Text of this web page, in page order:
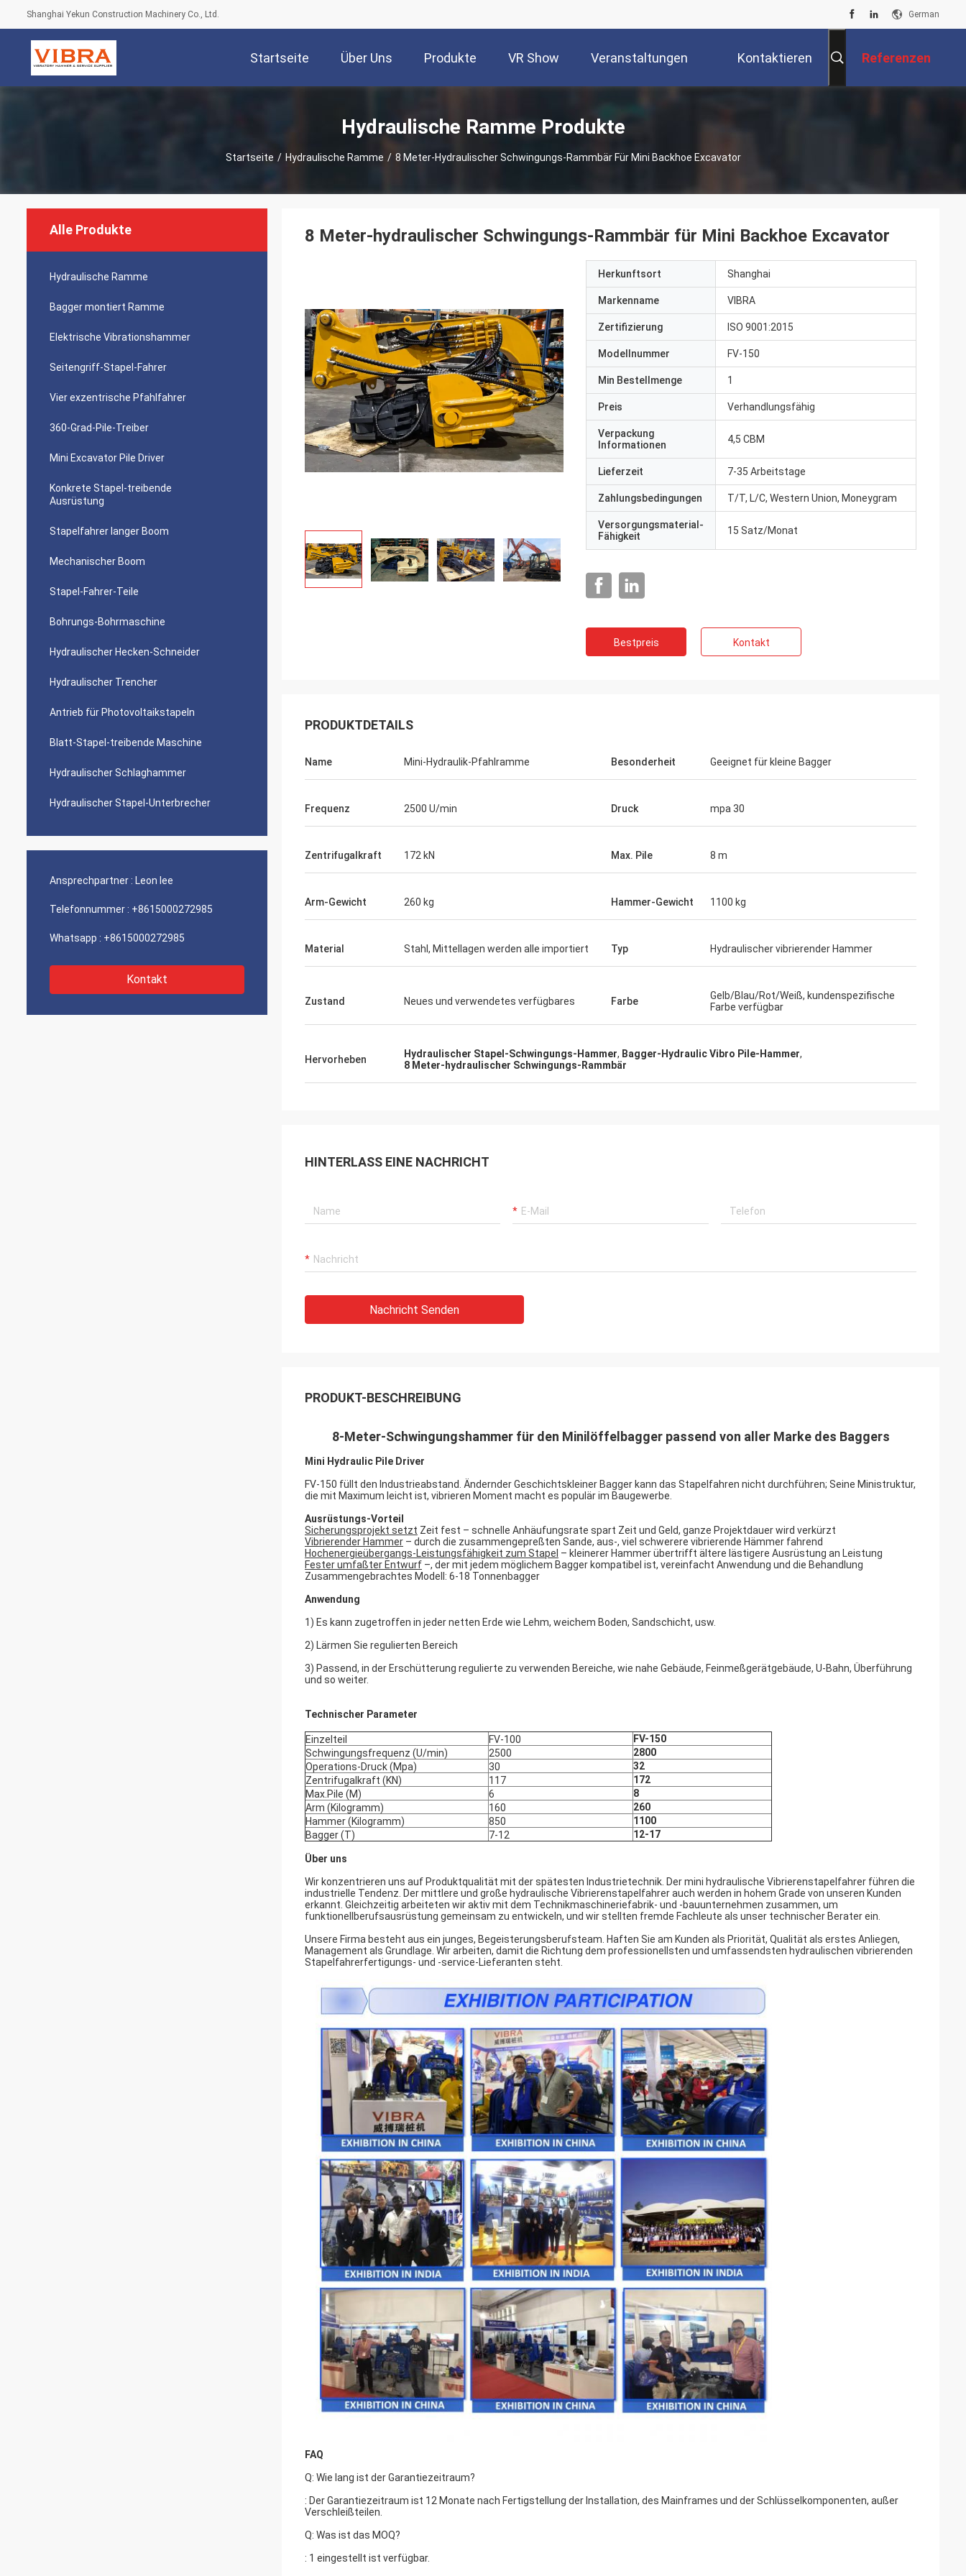
Shanghai Yekun Construction Machinery Co., Ltd. German
Startseite Über Uns Produkte VR Show Veranstaltungen Kontaktieren Referenzen
Hydraulische Ramme Produkte
Startseite / Hydraulische Ramme / 8 Meter-Hydraulischer Schwingungs-Rammbär Für Mini Backhoe Excavator
Alle Produkte
Hydraulische Ramme
Bagger montiert Ramme
Elektrische Vibrationshammer
Seitengriff-Stapel-Fahrer
Vier exzentrische Pfahlfahrer
360-Grad-Pile-Treiber
Mini Excavator Pile Driver
Konkrete Stapel-treibende
Ausrüstung
Stapelfahrer langer Boom
Mechanischer Boom
Stapel-Fahrer-Teile
Bohrungs-Bohrmaschine
Hydraulischer Hecken-Schneider
Hydraulischer Trencher
Antrieb für Photovoltaikstapeln
Blatt-Stapel-treibende Maschine
Hydraulischer Schlaghammer
Hydraulischer Stapel-Unterbrecher
Ansprechpartner : Leon lee
Telefonnummer : +8615000272985
Whatsapp : +8615000272985
Kontakt
8 Meter-hydraulischer Schwingungs-Rammbär für Mini Backhoe Excavator
Herkunftsort Shanghai
Markenname VIBRA
Zertifizierung ISO 9001:2015
Modellnummer FV-150
Min Bestellmenge 1
Preis Verhandlungsfähig
Verpackung
Informationen
4,5 CBM
Lieferzeit 7-35 Arbeitstage
Zahlungsbedingungen T/T, L/C, Western Union, Moneygram
Versorgungsmaterial-
Fähigkeit
15 Satz/Monat
Bestpreis Kontakt
PRODUKTDETAILS
Name Mini-Hydraulik-Pfahlramme Besonderheit Geeignet für kleine Bagger
Frequenz 2500 U/min Druck mpa 30
Zentrifugalkraft 172 kN Max. Pile 8 m
Arm-Gewicht 260 kg Hammer-Gewicht 1100 kg
Material Stahl, Mittellagen werden alle importiert Typ Hydraulischer vibrierender Hammer
Zustand Neues und verwendetes verfügbares Farbe
Gelb/Blau/Rot/Weiß, kundenspezifische
Farbe verfügbar
Hervorheben Hydraulischer Stapel-Schwingungs-Hammer, Bagger-Hydraulic Vibro Pile-Hammer,
8 Meter-hydraulischer Schwingungs-Rammbär
HINTERLASS EINE NACHRICHT
Nachricht Senden
PRODUKT-BESCHREIBUNG
8-Meter-Schwingungshammer für den Minilöffelbagger passend von aller Marke des Baggers
Mini Hydraulic Pile Driver
FV-150 füllt den Industrieabstand. Ändernder Geschichtskleiner Bagger kann das Stapelfahren nicht durchführen; Seine Ministruktur,
die mit Maximum leicht ist, vibrieren Moment macht es populär im Baugewerbe.
Ausrüstungs-Vorteil
Sicherungsprojekt setzt Zeit fest – schnelle Anhäufungsrate spart Zeit und Geld, ganze Projektdauer wird verkürzt
Vibrierender Hammer – durch die zusammengepreßten Sande, aus-, viel schwerere vibrierende Hämmer fahrend
Hochenergieübergangs-Leistungsfähigkeit zum Stapel – kleinerer Hammer übertrifft ältere lästigere Ausrüstung an Leistung
Fester umfaßter Entwurf –, der mit jedem möglichem Bagger kompatibel ist, vereinfacht Anwendung und die Behandlung
Zusammengebrachtes Modell: 6-18 Tonnenbagger
Anwendung
1) Es kann zugetroffen in jeder netten Erde wie Lehm, weichem Boden, Sandschicht, usw.
2) Lärmen Sie regulierten Bereich
3) Passend, in der Erschütterung regulierte zu verwenden Bereiche, wie nahe Gebäude, Feinmeßgerätgebäude, U-Bahn, Überführung
und so weiter.
Technischer Parameter
Einzelteil FV-100
FV-150
Schwingungsfrequenz (U/min)
2500
2800
Operations-Druck (Mpa)
30
32
Zentrifugalkraft (KN)
117
172
Max.Pile (M)
6
8
Arm (Kilogramm)
160
260
Hammer (Kilogramm)
850
1100
Bagger (T)
7-12 12-17
Über uns
Wir konzentrieren uns auf Produktqualität mit der spätesten Industrietechnik. Der mini hydraulische Vibrierenstapelfahrer führen die
industrielle Tendenz. Der mittlere und große hydraulische Vibrierenstapelfahrer auch werden in hohem Grade von unseren Kunden
erkannt. Gleichzeitig arbeiteten wir aktiv mit dem Technikmaschineriefabrik- und -bauunternehmen zusammen, um
funktionellberufsausrüstung gemeinsam zu entwickeln, und wir stellten fremde Fachleute als unser technischer Berater ein.
Unsere Firma besteht aus ein junges, Begeisterungsberufsteam. Haften Sie am Kunden als Priorität, Qualität als erstes Anliegen,
Management als Grundlage. Wir arbeiten, damit die Richtung dem professionellsten und umfassendsten hydraulischen vibrierenden
Stapelfahrerfertigungs- und -service-Lieferanten steht.
FAQ
Q: Wie lang ist der Garantiezeitraum?
: Der Garantiezeitraum ist 12 Monate nach Fertigstellung der Installation, des Mainframes und der Schlüsselkomponenten, außer
Verschleißteilen.
Q: Was ist das MOQ?
: 1 eingestellt ist verfügbar.